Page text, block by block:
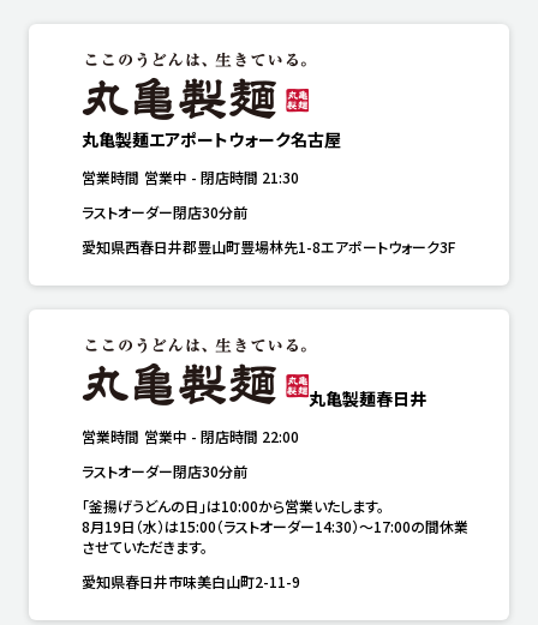
丸亀製麺エアポートウォーク名古屋
営業時間 営業中 - 閉店時間 21:30
ラストオーダー閉店30分前
愛知県西春日井郡豊山町豊場林先1-8エアポートウォーク3F
丸亀製麺春日井
営業時間 営業中 - 閉店時間 22:00
ラストオーダー閉店30分前
「釜揚げうどんの日」は10:00から営業いたします。
8月19日（水）は15:00（ラストオーダー14:30）～17:00の間休業
させていただきます。
愛知県春日井市味美白山町2-11-9